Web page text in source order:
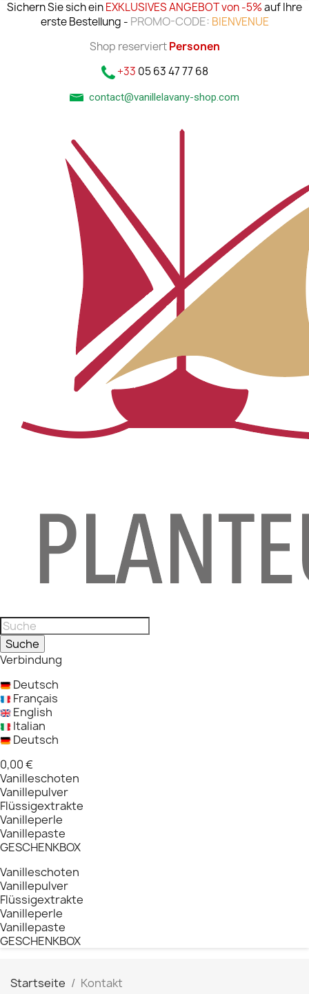
Sichern Sie sich einEXKLUSIVES ANGEBOT von -5%auf Ihre
erste Bestellung - PROMO-CODE: BIENVENUE
Shop reserviertPersonen
+33 05 63 47 77 68
contact@vanillelavany-shop.com
Suche
Verbindung
Deutsch
Français
English
Italian
Deutsch
0,00 €
Vanilleschoten
Vanillepulver
Flüssigextrakte
Vanilleperle
Vanillepaste
GESCHENKBOX
Vanilleschoten
Vanillepulver
Flüssigextrakte
Vanilleperle
Vanillepaste
GESCHENKBOX
Startseite Kontakt